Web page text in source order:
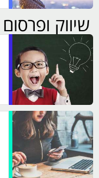
שיווק ופרסום